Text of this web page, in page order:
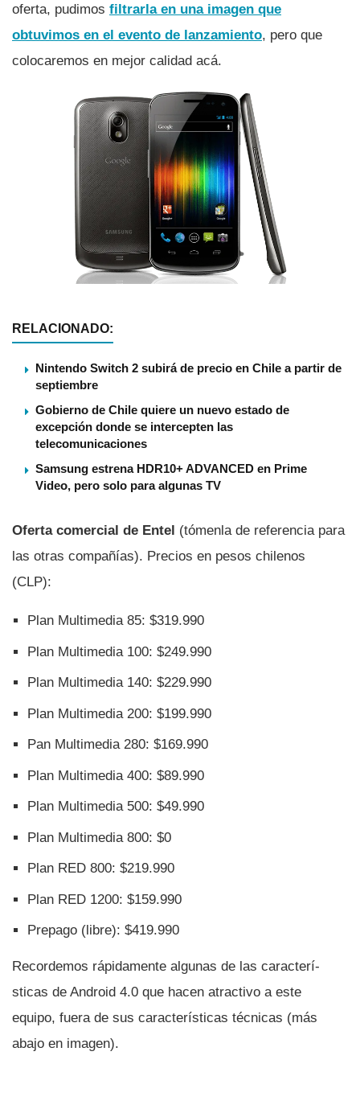
oferta, pudimos filtrarla en una imagen que
obtuvimos en el evento de lanzamiento, pero que
colocaremos en mejor calidad acá.
RELACIONADO:
Nintendo Switch 2 subirá de precio en Chile a partir de
septiembre
Gobierno de Chile quiere un nuevo estado de
excepción donde se intercepten las
telecomunicaciones
Samsung estrena HDR10+ ADVANCED en Prime
Video, pero solo para algunas TV
Oferta comercial de Entel (tómenla de referencia para
las otras compañí­as). Precios en pesos chilenos
(CLP):
Plan Multimedia 85: $319.990
Plan Multimedia 100: $249.990
Plan Multimedia 140: $229.990
Plan Multimedia 200: $199.990
Pan Multimedia 280: $169.990
Plan Multimedia 400: $89.990
Plan Multimedia 500: $49.990
Plan Multimedia 800: $0
Plan RED 800: $219.990
Plan RED 1200: $159.990
Prepago (libre): $419.990
Recordemos rápidamente algunas de las caracterí­
sticas de Android 4.0 que hacen atractivo a este
equipo, fuera de sus caracterí­sticas técnicas (más
abajo en imagen).